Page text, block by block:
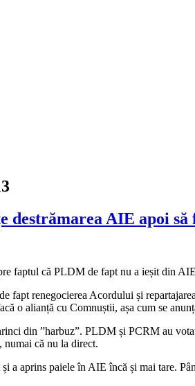
destrămarea AIE apoi
faptul că PLDM de fapt nu a ieșit din
fapt renegocierea Acordului și
o alianță cu Comnuștii, așa cum se
din ”harbuz”. PLDM și PCRM au
că nu la direct.
aprins paiele în AIE încă și mai tare.